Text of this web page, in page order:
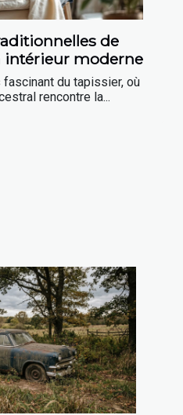
de
intérieur moderne
du tapissier, où
rencontre la...